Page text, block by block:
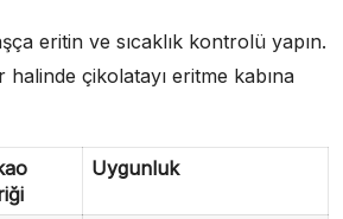
eritin ve sıcaklık kontrolü yapın.
çikolatayı eritme kabına
Uygunluk